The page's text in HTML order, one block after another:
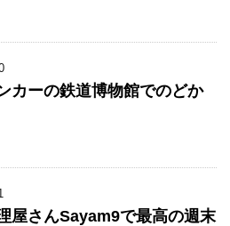
カーの鉄道博物館でのどか
屋さんSayam9で最高の週末